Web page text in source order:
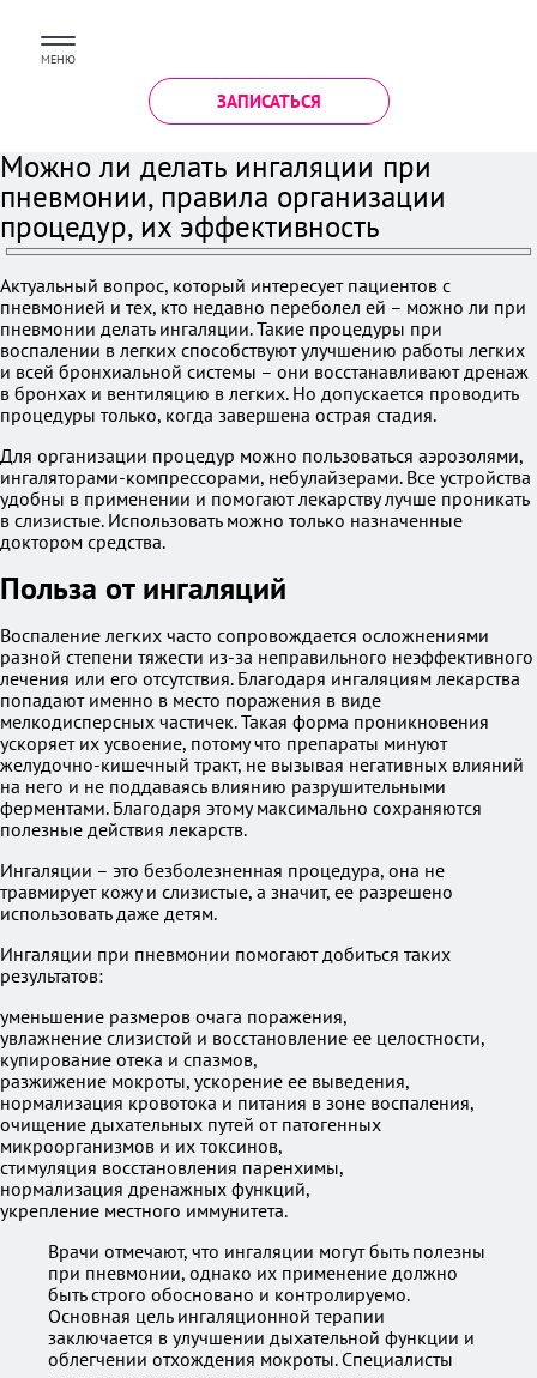
МЕНЮ
ЗАПИСАТЬСЯ
Можно ли делать ингаляции при
пневмонии, правила организации
процедур, их эффективность
Актуальный вопрос, который интересует пациентов с
пневмонией и тех, кто недавно переболел ей – можно ли при
пневмонии делать ингаляции. Такие процедуры при
воспалении в легких способствуют улучшению работы легких
и всей бронхиальной системы – они восстанавливают дренаж
в бронхах и вентиляцию в легких. Но допускается проводить
процедуры только, когда завершена острая стадия.
Для организации процедур можно пользоваться аэрозолями,
ингаляторами-компрессорами, небулайзерами. Все устройства
удобны в применении и помогают лекарству лучше проникать
в слизистые. Использовать можно только назначенные
доктором средства.
Польза от ингаляций
Воспаление легких часто сопровождается осложнениями
разной степени тяжести из-за неправильного неэффективного
лечения или его отсутствия. Благодаря ингаляциям лекарства
попадают именно в место поражения в виде
мелкодисперсных частичек. Такая форма проникновения
ускоряет их усвоение, потому что препараты минуют
желудочно-кишечный тракт, не вызывая негативных влияний
на него и не поддаваясь влиянию разрушительными
ферментами. Благодаря этому максимально сохраняются
полезные действия лекарств.
Ингаляции – это безболезненная процедура, она не
травмирует кожу и слизистые, а значит, ее разрешено
использовать даже детям.
Ингаляции при пневмонии помогают добиться таких
результатов:
уменьшение размеров очага поражения,
увлажнение слизистой и восстановление ее целостности,
купирование отека и спазмов,
разжижение мокроты, ускорение ее выведения,
нормализация кровотока и питания в зоне воспаления,
очищение дыхательных путей от патогенных
микроорганизмов и их токсинов,
стимуляция восстановления паренхимы,
нормализация дренажных функций,
укрепление местного иммунитета.
Врачи отмечают, что ингаляции могут быть полезны
при пневмонии, однако их применение должно
быть строго обосновано и контролируемо.
Основная цель ингаляционной терапии
заключается в улучшении дыхательной функции и
облегчении отхождения мокроты. Специалисты